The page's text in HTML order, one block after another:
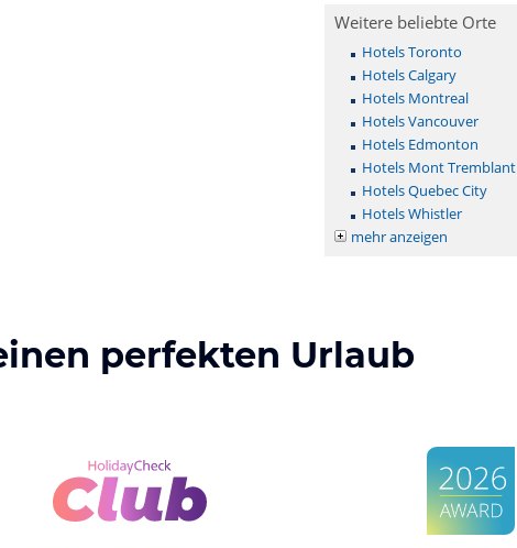
Weitere beliebte Orte
Hotels Toronto
Hotels Calgary
Hotels Montreal
Hotels Vancouver
Hotels Edmonton
Hotels Mont Tremblant
Hotels Quebec City
Hotels Whistler
mehr anzeigen
perfekten Urlaub